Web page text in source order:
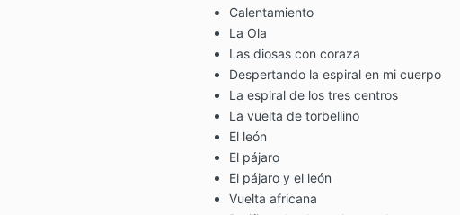
Calentamiento
La Ola
Las diosas con coraza
Despertando la espiral en mi cuerpo
La espiral de los tres centros
La vuelta de torbellino
El león
El pájaro
El pájaro y el león
Vuelta africana